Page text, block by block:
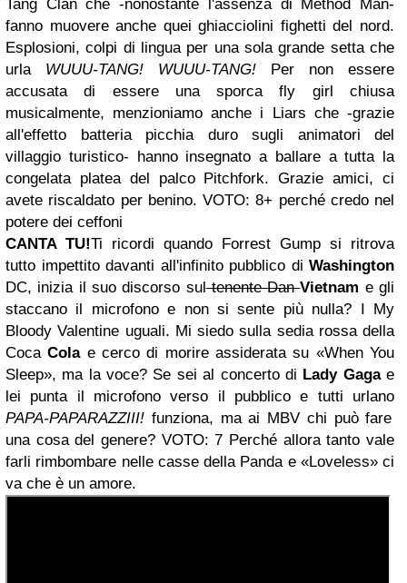
Tang Clan che -nonostante l'assenza di Method Man-
fanno muovere anche quei ghiacciolini fighetti del nord.
Esplosioni, colpi di lingua per una sola grande setta che
urla WUUU-TANG! WUUU-TANG! Per non essere
accusata di essere una sporca fly girl chiusa
musicalmente, menzioniamo anche i Liars che -grazie
all'effetto batteria picchia duro sugli animatori del
villaggio turistico- hanno insegnato a ballare a tutta la
congelata platea del palco Pitchfork. Grazie amici, ci
avete riscaldato per benino. VOTO: 8+ perché credo nel
potere dei ceffoni
CANTA TU!Ti ricordi quando Forrest Gump si ritrova
tutto impettito davanti all'infinito pubblico di Washington
DC, inizia il suo discorso sultenente DanVietnam e gli
staccano il microfono e non si sente più nulla? I My
Bloody Valentine uguali. Mi siedo sulla sedia rossa della
CocaColae cerco di morire assiderata su «When You
Sleep», ma la voce? Se sei al concerto di Lady Gagae
lei punta il microfono verso il pubblico e tutti urlano
PAPA-PAPARAZZIII! funziona, ma ai MBV chi può fare
una cosa del genere? VOTO: 7 Perché allora tanto vale
farli rimbombare nelle casse della Panda e «Loveless» ci
va che è un amore.